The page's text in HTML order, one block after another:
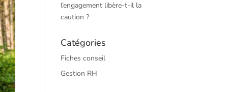
l’engagement libère-t-il la
caution ?
Catégories
Fiches conseil
Gestion RH